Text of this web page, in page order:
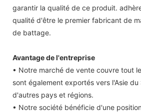
garantir la qualité de ce produit.
qualité d'être le premier fabricant de
de battage.
Avantage de l'entreprise
• Notre marché de vente couvre tout
sont également exportés vers l'Asie
d'autres pays et régions.
• Notre société bénéficie d'une